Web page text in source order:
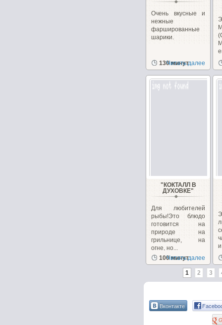
Очень вкусные и
нежные
фаршированные
шарики.
130 минут
Читать далее
"КOКТАЛЛ В
ДУХОВКЕ"
Для любителей
рыбы!Это блюдо
готовится на
природе на
грильнице, на
огне, но...
100 минут
Читать далее
1 2 3
Вконтакте